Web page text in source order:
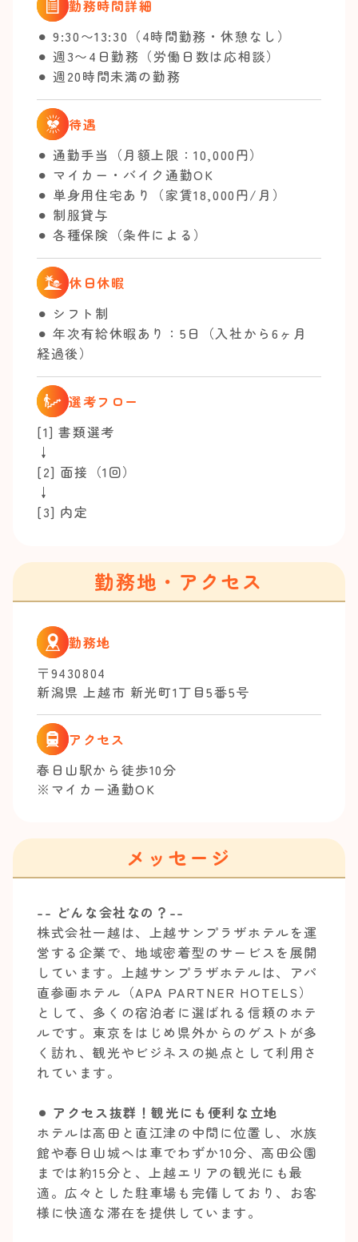
勤務時間詳細
⚫︎ 9:30〜13:30（4時間勤務・休憩なし）
⚫︎ 週3〜4日勤務（労働日数は応相談）
⚫︎ 週20時間未満の勤務
待遇
⚫︎ 通勤手当（月額上限：10,000円）
⚫︎ マイカー・バイク通勤OK
⚫︎ 単身用住宅あり（家賃18,000円/月）
⚫︎ 制服貸与
⚫︎ 各種保険（条件による）
休日休暇
⚫︎ シフト制
⚫︎ 年次有給休暇あり：5日（入社から6ヶ月
経過後）
選考フロー
[1] 書類選考
↓
[2] 面接（1回）
↓
[3] 内定
勤務地・アクセス
勤務地
〒9430804
新潟県 上越市 新光町1丁目5番5号
アクセス
春日山駅から徒歩10分
※マイカー通勤OK
メッセージ
-- どんな会社なの？--
株式会社一越は、上越サンプラザホテルを運
営する企業で、地域密着型のサービスを展開
しています。上越サンプラザホテルは、アパ
直参画ホテル（APA PARTNER HOTELS）
として、多くの宿泊者に選ばれる信頼のホテ
ルです。東京をはじめ県外からのゲストが多
く訪れ、観光やビジネスの拠点として利用さ
れています。
⚫︎ アクセス抜群！観光にも便利な立地
ホテルは高田と直江津の中間に位置し、水族
館や春日山城へは車でわずか10分、高田公園
までは約15分と、上越エリアの観光にも最
適。広々とした駐車場も完備しており、お客
様に快適な滞在を提供しています。